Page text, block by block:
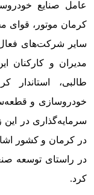
عامل صنایع
کرمان موتور، قوای
سایر شرکت‌های فعال
مدیران و کارکنان
طالبی، استاندار
خودروسازی و
سرمایه‌گذاری در
در کرمان و کشور
در راستای توسعه
کرد.